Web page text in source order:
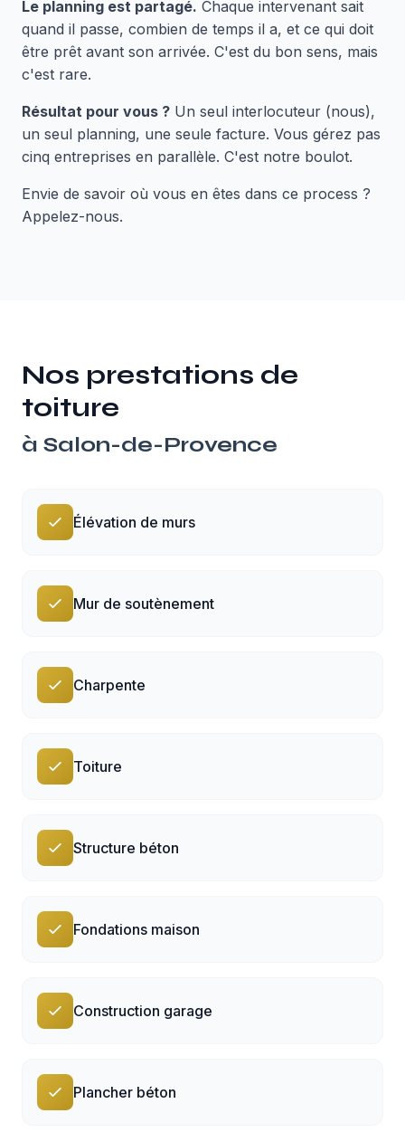
Le planning est partagé. Chaque intervenant sait
quand il passe, combien de temps il a, et ce qui doit
être prêt avant son arrivée. C'est du bon sens, mais
c'est rare.
Résultat pour vous ? Un seul interlocuteur (nous),
un seul planning, une seule facture. Vous gérez pas
cinq entreprises en parallèle. C'est notre boulot.
Envie de savoir où vous en êtes dans ce process ?
Appelez-nous.
Nos prestations de
toiture
à Salon-de-Provence
Élévation de murs
Mur de soutènement
Charpente
Toiture
Structure béton
Fondations maison
Construction garage
Plancher béton